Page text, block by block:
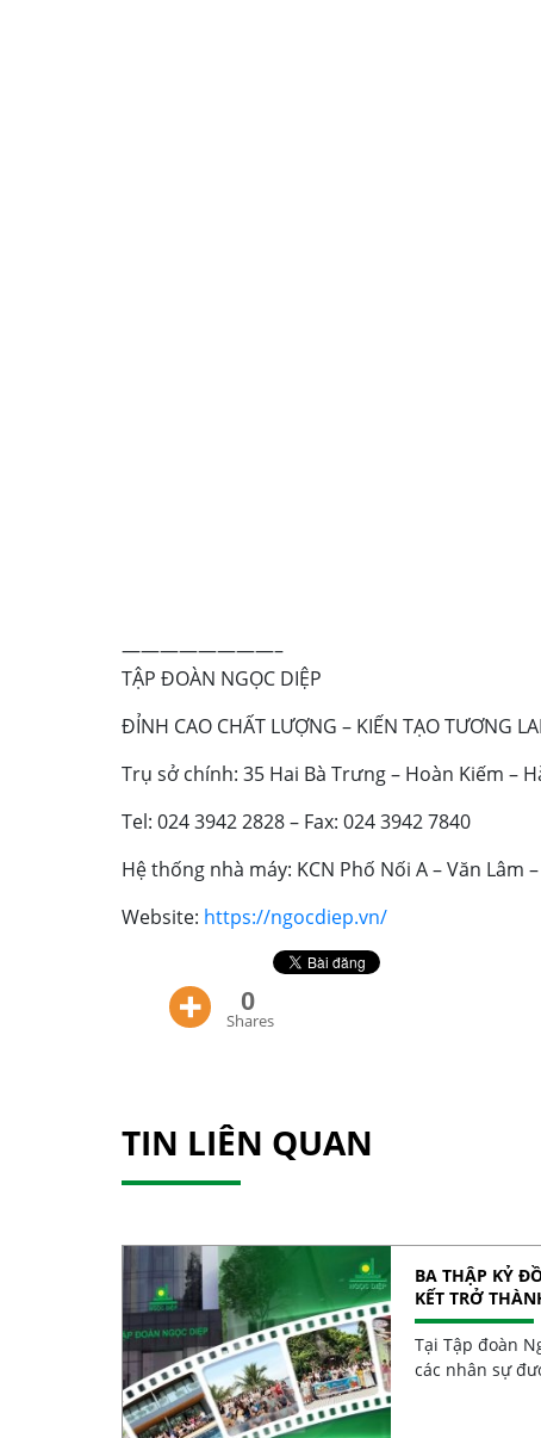
————————–
TẬP ĐOÀN NGỌC DIỆP
ĐỈNH CAO CHẤT LƯỢNG – KIẾN TẠO TƯƠNG LAI
Trụ sở chính: 35 Hai Bà Trưng – Hoàn Kiếm –
Tel: 024 3942 2828 – Fax: 024 3942 7840
Hệ thống nhà máy: KCN Phố Nối A – Văn Lâm
Website: https://ngocdiep.vn/
0
Shares
TIN LIÊN QUAN
BA THẬP KỶ
KẾT TRỞ
Tại Tập đoàn
các nhân sự